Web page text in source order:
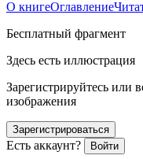
О книгеОглавление
Бесплатный фрагмент
Здесь есть иллюстрация
Зарегистрируйтесь или
изображения
Зарегистрироваться
Есть аккаунт? Войти